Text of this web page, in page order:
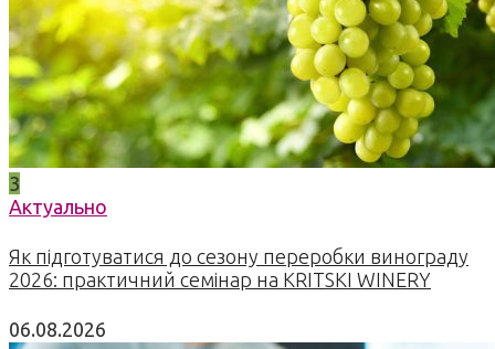
3
Актуально
Як підготуватися до сезону переробки винограду
2026: практичний семінар на KRITSKI WINERY
06.08.2026